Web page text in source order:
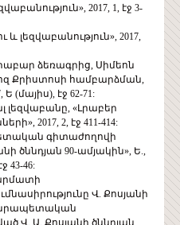
2017, 1, էջ 3-
և լեզվաբանություն», 2017,
ձեռագրից, Սիմեոն
Քրիստոսի համբարձման,
(մայիս), էջ 62-71:
լեզվաբանը, «Լրաբեր
2017, 2, էջ 411-414:
գիտաժողովի
ծննդյան 90-ամյակին», Ե.,
43-46:
Վ. Քոսյանի
Վ. Ա. Քոսյանի ծննդյան